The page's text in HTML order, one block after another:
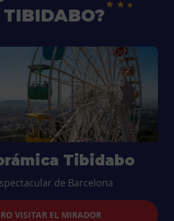
TIBIDABO?
Tibidabo
de Barcelona
VISITAR EL MIRADOR